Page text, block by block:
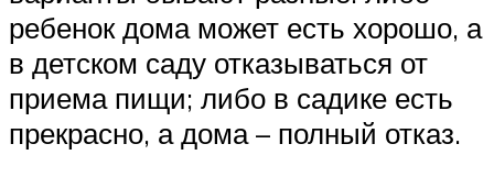
ребенок дома может есть хорошо, а
в детском саду отказываться от
приема пищи; либо в садике есть
прекрасно, а дома – полный отказ.